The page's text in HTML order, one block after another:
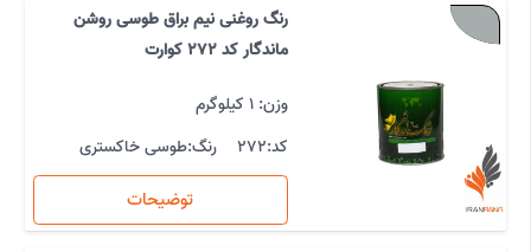
رنگ روغنی نیم براق طوسی روشن
ماندگار کد 272 کوارت
وزن: 1 کیلوگرم
کد:272 رنگ:طوسی خاکستری
توضیحات